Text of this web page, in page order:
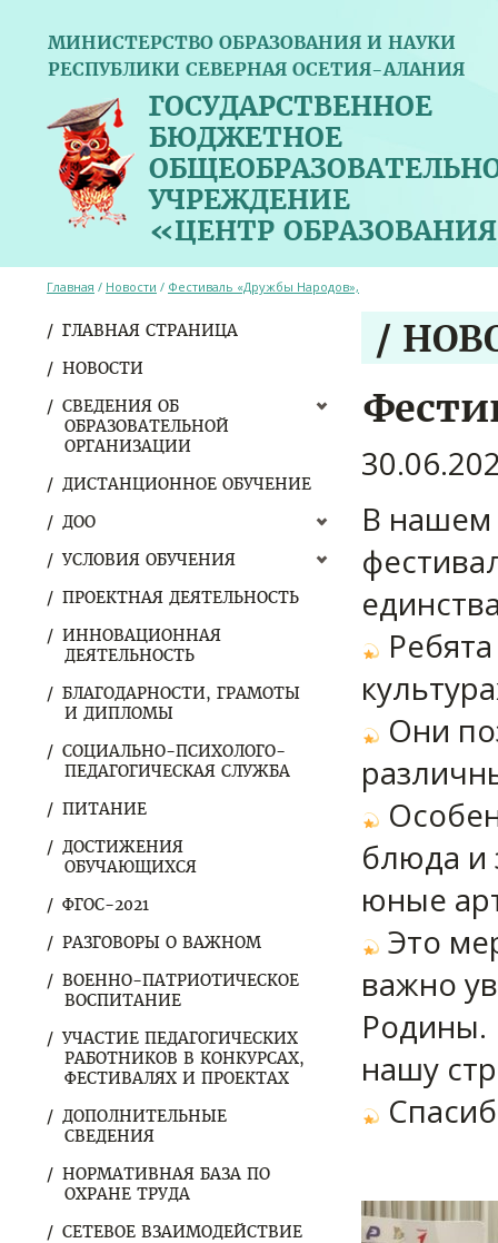
МИНИСТЕРСТВО ОБРАЗОВАНИЯ И НАУКИ
РЕСПУБЛИКИ СЕВЕРНАЯ ОСЕТИЯ-АЛАНИЯ
ГОСУДАРСТВЕННОЕ
БЮДЖЕТНОЕ
УЧРЕЖДЕНИЕ
«ЦЕНТР
ГЛАВНАЯ СТРАНИЦА
НОВОСТИ
СВЕДЕНИЯ ОБ
ОБРАЗОВАТЕЛЬНОЙ
ОРГАНИЗАЦИИ
ДИСТАНЦИОННОЕ ОБУЧЕНИЕ
ДОО
УСЛОВИЯ ОБУЧЕНИЯ
ПРОЕКТНАЯ ДЕЯТЕЛЬНОСТЬ
ИННОВАЦИОННАЯ
ДЕЯТЕЛЬНОСТЬ
БЛАГОДАРНОСТИ, ГРАМОТЫ
И ДИПЛОМЫ
СОЦИАЛЬНО-ПСИХОЛОГО-
ПЕДАГОГИЧЕСКАЯ СЛУЖБА
ПИТАНИЕ
ДОСТИЖЕНИЯ
ОБУЧАЮЩИХСЯ
ФГОС-2021
РАЗГОВОРЫ О ВАЖНОМ
ВОЕННО-ПАТРИОТИЧЕСКОЕ
ВОСПИТАНИЕ
УЧАСТИЕ ПЕДАГОГИЧЕСКИХ
РАБОТНИКОВ В КОНКУРСАХ,
ФЕСТИВАЛЯХ И ПРОЕКТАХ
ДОПОЛНИТЕЛЬНЫЕ
СВЕДЕНИЯ
НОРМАТИВНАЯ БАЗА ПО
ОХРАНЕ ТРУДА
СЕТЕВОЕ ВЗАИМОДЕЙСТВИЕ
Главная / Новости / Фестиваль «Дружбы Народов»,
/
В нашем
Они
блюда и
юные
Это
важно
Родины.
нашу